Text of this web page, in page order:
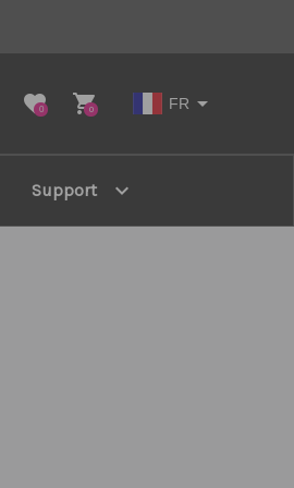
0
favorite 0
shopping_cart FR arrow_drop_down
Support expand_more